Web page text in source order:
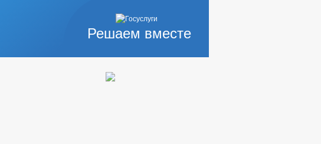
Решаем вместе